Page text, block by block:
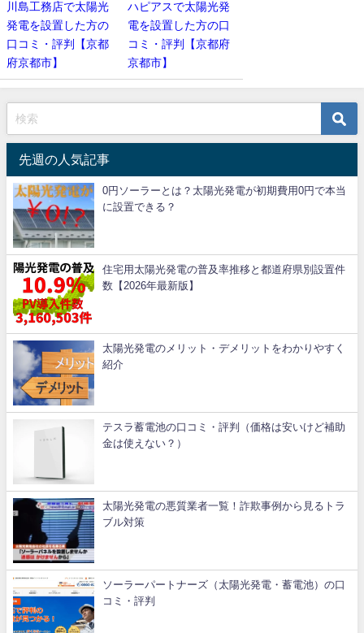
川島工務店で太陽光
発電を設置した方の
口コミ・評判【京都
府京都市】
ハピアスで太陽光発
電を設置した方の口
コミ・評判【京都府
京都市】
先週の人気記事
0円ソーラーとは？太陽光発電が初期費用0円で本当
に設置できる？
住宅用太陽光発電の普及率推移と都道府県別設置件
数【2026年最新版】
太陽光発電のメリット・デメリットをわかりやすく
紹介
テスラ蓄電池の口コミ・評判（価格は安いけど補助
金は使えない？）
太陽光発電の悪質業者一覧！詐欺事例から見るトラ
ブル対策
ソーラーパートナーズ（太陽光発電・蓄電池）の口
コミ・評判